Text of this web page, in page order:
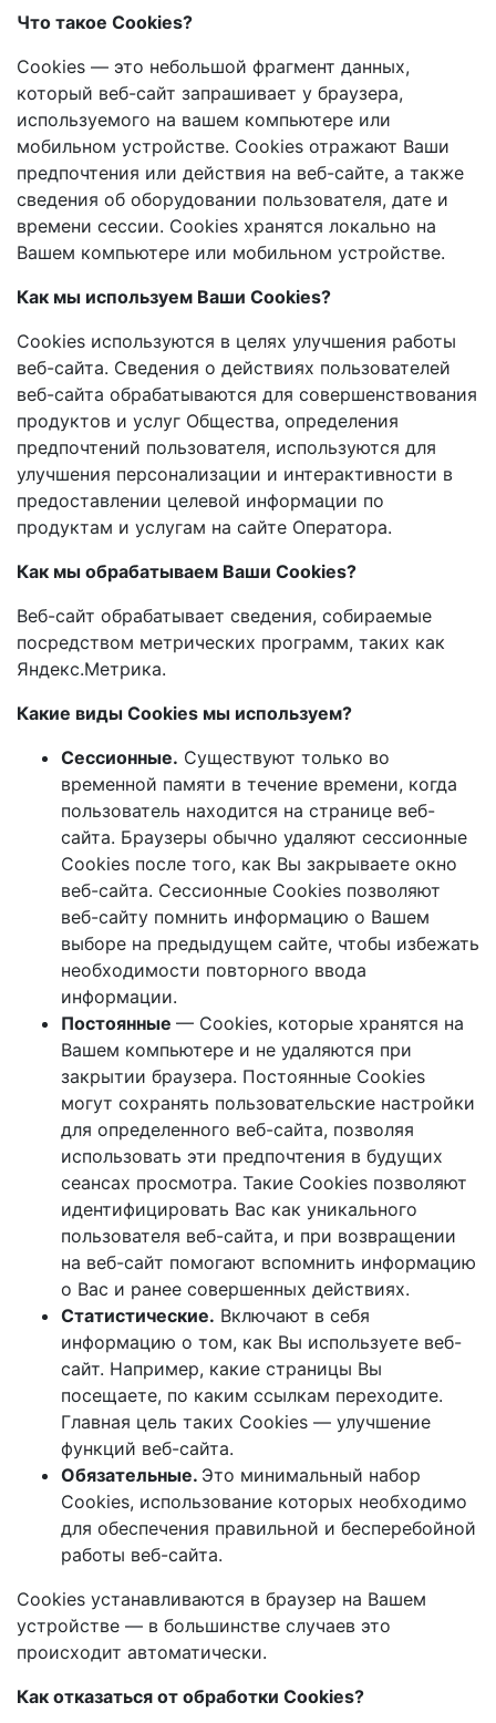
Что такое Cookies?
Сookies — это небольшой фрагмент данных,
который веб-сайт запрашивает у браузера,
используемого на вашем компьютере или
мобильном устройстве. Cookies отражают Ваши
предпочтения или действия на веб-сайте, а также
сведения об оборудовании пользователя, дате и
времени сессии. Сookies хранятся локально на
Вашем компьютере или мобильном устройстве.
Как мы используем Ваши Cookies?
Сookies используются в целях улучшения работы
веб-сайта. Сведения о действиях пользователей
веб-сайта обрабатываются для совершенствования
продуктов и услуг Общества, определения
предпочтений пользователя, используются для
улучшения персонализации и интерактивности в
предоставлении целевой информации по
продуктам и услугам на сайте Оператора.
Как мы обрабатываем Ваши Cookies?
Веб-сайт обрабатывает сведения, собираемые
посредством метрических программ, таких как
Яндекс.Метрика.
Какие виды Сookies мы используем?
Сессионные. Существуют только во
временной памяти в течение времени, когда
пользователь находится на странице веб-
сайта. Браузеры обычно удаляют сессионные
Cookies после того, как Вы закрываете окно
веб-сайта. Сессионные Cookies позволяют
веб-сайту помнить информацию о Вашем
выборе на предыдущем сайте, чтобы избежать
необходимости повторного ввода
информации.
Постоянные — Сookies, которые хранятся на
Вашем компьютере и не удаляются при
закрытии браузера. Постоянные Сookies
могут сохранять пользовательские настройки
для определенного веб-сайта, позволяя
использовать эти предпочтения в будущих
сеансах просмотра. Такие Cookies позволяют
идентифицировать Вас как уникального
пользователя веб-сайта, и при возвращении
на веб-сайт помогают вспомнить информацию
о Вас и ранее совершенных действиях.
Статистические. Включают в себя
информацию о том, как Вы используете веб-
сайт. Например, какие страницы Вы
посещаете, по каким ссылкам переходите.
Главная цель таких Cookies — улучшение
функций веб-сайта.
Обязательные. Это минимальный набор
Cookies, использование которых необходимо
для обеспечения правильной и бесперебойной
работы веб-сайта.
Cookies устанавливаются в браузер на Вашем
устройстве — в большинстве случаев это
происходит автоматически.
Как отказаться от обработки Сookies?